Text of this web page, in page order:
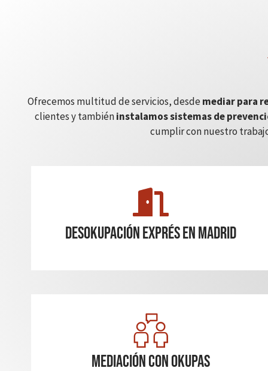
Ofrecemos multitud de servicios, desde mediar para
clientes y tambiéninstalamos sistemas de
cumplir con nuestro
Desokupación Exprés en madrid
Mediación con okupas